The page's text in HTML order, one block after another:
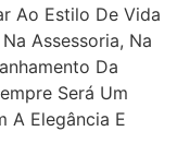
Ao Estilo De Vida
Assessoria, Na
Da
Será Um
A Elegância E